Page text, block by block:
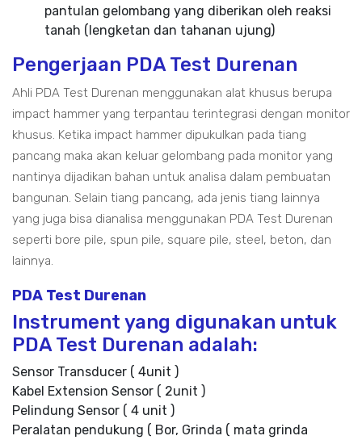
pantulan gelombang yang diberikan oleh reaksi
tanah (lengketan dan tahanan ujung)
Pengerjaan PDA Test Durenan
Ahli PDA Test Durenan menggunakan alat khusus berupa
impact hammer yang terpantau terintegrasi dengan monitor
khusus. Ketika impact hammer dipukulkan pada tiang
pancang maka akan keluar gelombang pada monitor yang
nantinya dijadikan bahan untuk analisa dalam pembuatan
bangunan. Selain tiang pancang, ada jenis tiang lainnya
yang juga bisa dianalisa menggunakan PDA Test Durenan
seperti bore pile, spun pile, square pile, steel, beton, dan
lainnya.
PDA Test Durenan
Instrument yang digunakan untuk
PDA Test Durenan adalah:
Sensor Transducer ( 4unit )
Kabel Extension Sensor ( 2unit )
Pelindung Sensor ( 4 unit )
Peralatan pendukung ( Bor, Grinda ( mata grinda